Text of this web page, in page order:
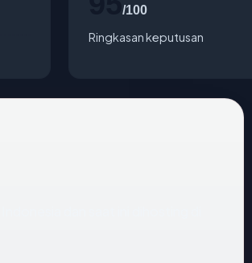
/100
Ringkasan keputusan